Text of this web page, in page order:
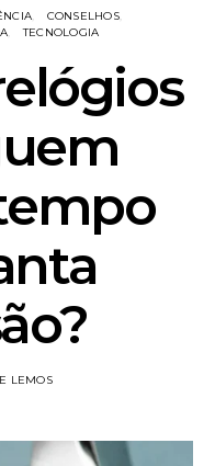
CONSELHOS
TECNOLOGIA
LEMOS